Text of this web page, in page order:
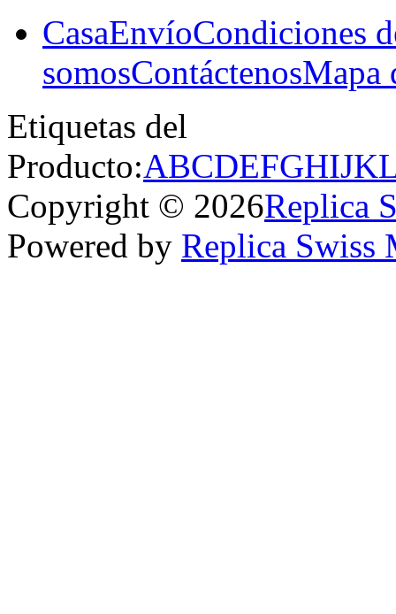
CasaEnvíoCondiciones
somosContáctenosMapa
Etiquetas del
Producto:ABCDEFGHIJK
Copyright © 2026Replica
Powered by Replica Swiss